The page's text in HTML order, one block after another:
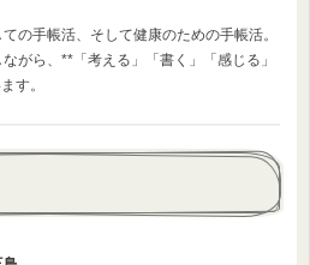
の手帳活、そして健康のための手帳活。
がら、**「考える」「書く」「感じる」
す。